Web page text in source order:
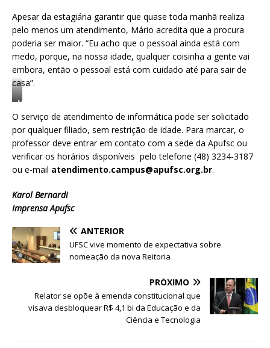
Apesar da estagiária garantir que quase toda manhã realiza
pelo menos um atendimento, Mário acredita que a procura
poderia ser maior. “Eu acho que o pessoal ainda está com
medo, porque, na nossa idade, qualquer coisinha a gente vai
embora, então o pessoal está com cuidado até para sair de
casa”.
M
á
i
o
G
m
t
i
a
d
ú
v
i
O serviço de atendimento de informática pode ser solicitado
por qualquer filiado, sem restrição de idade. Para marcar, o
professor deve entrar em contato com a sede da Apufsc ou
verificar os horários disponíveis pelo telefone (48) 3234-3187
ou e-mail atendimento.campus@apufsc.org.br.
Karol Bernardi
Imprensa Apufsc
ANTERIOR
UFSC vive momento de expectativa sobre
nomeação da nova Reitoria
PRÓXIMO
Relator se opõe à emenda constitucional que
visava desbloquear R$ 4,1 bi da Educação e da
Ciência e Tecnologia